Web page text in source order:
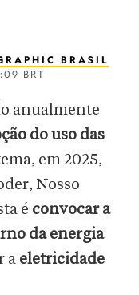
BRASIL
BRT
anualmente
do uso das
em 2025,
Nosso
é convocar a
da energia
a eletricidade